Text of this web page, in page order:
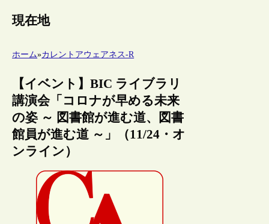
現在地
ホーム»カレントアウェアネス-R
【イベント】BIC ライブラリ
講演会「コロナが早める未来
の姿 ～ 図書館が進む道、図書
館員が進む道 ～」（11/24・オ
ンライン）